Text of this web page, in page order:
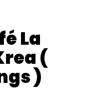
La
(
)